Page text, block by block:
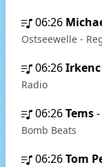
06:26
Ostseewelle -
06:26
Radio
06:26Tems-
Bomb Beats
06:26Tom